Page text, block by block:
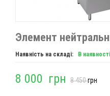
Элемент
Наявність на складі: В наявності
8 000 грн 8 450грн